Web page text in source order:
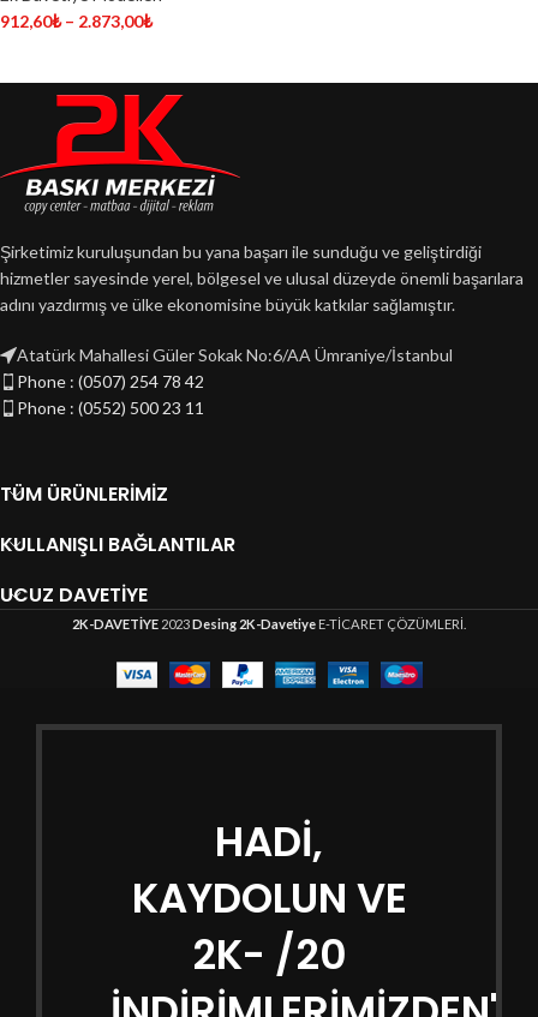
912,60₺ – 2.873,00₺
Şirketimiz kuruluşundan bu yana başarı ile sunduğu ve geliştirdiği
hizmetler sayesinde yerel, bölgesel ve ulusal düzeyde önemli başarılara
adını yazdırmış ve ülke ekonomisine büyük katkılar sağlamıştır.
Atatürk Mahallesi Güler Sokak No:6/AA Ümraniye/İstanbul
Phone : (0507) 254 78 42
Phone : (0552) 500 23 11
TÜM ÜRÜNLERIMIZ
KULLANIŞLI BAĞLANTILAR
UCUZ DAVETIYE
2K-DAVETİYE 2023Desing 2K-Davetiye E-TİCARET ÇÖZÜMLERİ.
HADİ,
KAYDOLUN VE
2K- /20